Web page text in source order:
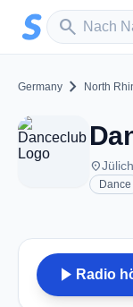
Zum Hauptinhalt
search
Sender
Germany chevron_right North
place
Dance
play_arrow Radio